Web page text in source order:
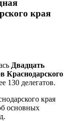
края
Двадцать
Краснодарского
130 делегатов.
края
основных